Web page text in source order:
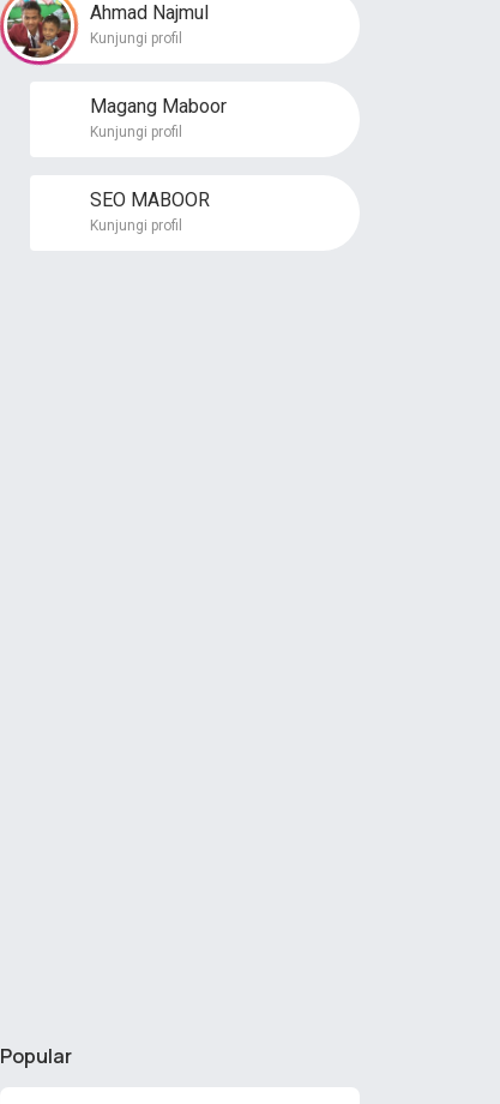
Ahmad Najmul
Kunjungi profil
Magang Maboor
Kunjungi profil
SEO MABOOR
Kunjungi profil
Popular